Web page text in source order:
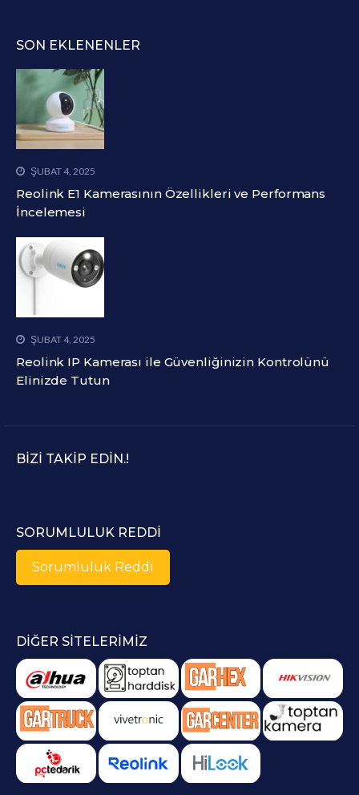
SON EKLENENLER
ŞUBAT 4, 2025
Reolink E1 Kamerasının Özellikleri ve Performans
İncelemesi
ŞUBAT 4, 2025
Reolink IP Kamerası ile Güvenliğinizin Kontrolünü
Elinizde Tutun
BIZI TAKIP EDIN.!
SORUMLULUK REDDI
Sorumluluk Reddi
DIĞER SITELERIMIZ